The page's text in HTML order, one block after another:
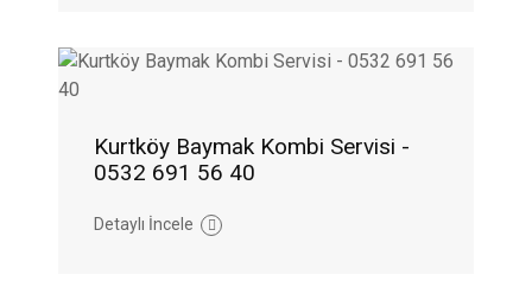
Kurtköy Baymak Kombi Servisi -
0532 691 56 40
Detaylı İncele